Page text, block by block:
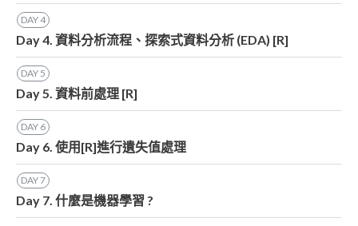
DAY4
Day 4. 資料分析流程、探索式資料分析 (EDA) [R]
DAY5
Day 5. 資料前處理 [R]
DAY 6
Day 6. 使用[R]進行遺失值處理
DAY7
Day 7. 什麼是機器學習 ?